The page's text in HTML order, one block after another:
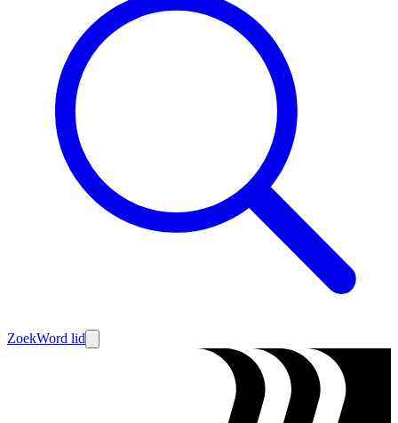
ZoekWord lid